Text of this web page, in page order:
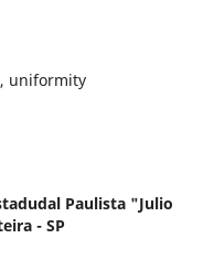
uniformity
Paulista "Julio
- SP